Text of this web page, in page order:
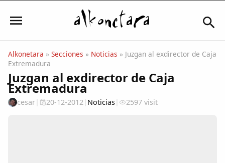
Iniciar sesión
Alkonetara » Secciones » Noticias » Juzgan al exdirector de Caja
Extremadura
Juzgan al exdirector de Caja
Extremadura
cesar| 20-12-2012| Noticias| 2597 visit